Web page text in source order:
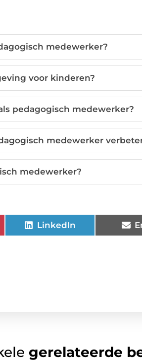
medewerker?
voor kinderen?
pedagogisch medewerker?
medewerker
medewerker?
LinkedIn
gerelateerde